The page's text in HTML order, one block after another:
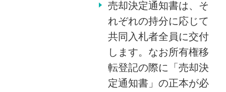
売却決定通知書は、そ
れぞれの持分に応じて
共同入札者全員に交付
します。なお所有権移
転登記の際に「売却決
定通知書」の正本が必